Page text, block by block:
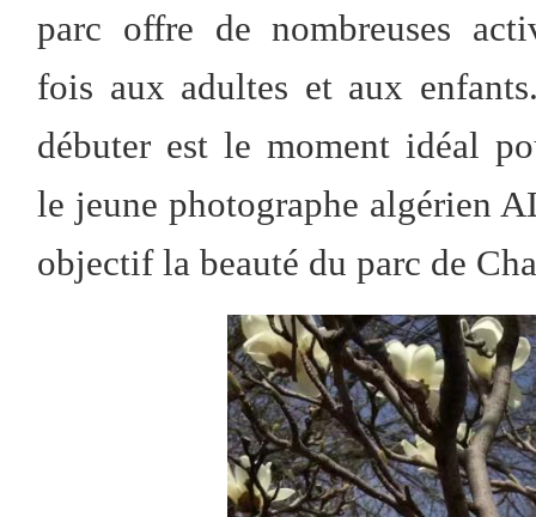
parc offre de nombreuses
fois aux adultes et aux
débuter est le moment idéal
le jeune photographe algérien
objectif la beauté du parc de